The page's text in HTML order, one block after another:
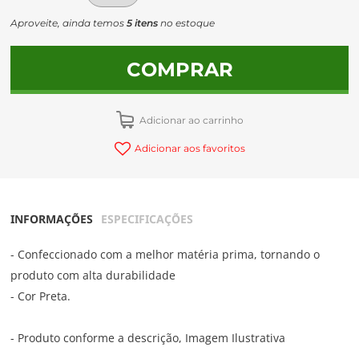
Aproveite, ainda temos5 itens no estoque
COMPRAR
Adicionar ao carrinho
Adicionar aos favoritos
INFORMAÇÕES ESPECIFICAÇÕES
- Confeccionado com a melhor matéria prima, tornando o
produto com alta durabilidade
- Cor Preta.
- Produto conforme a descrição, Imagem Ilustrativa